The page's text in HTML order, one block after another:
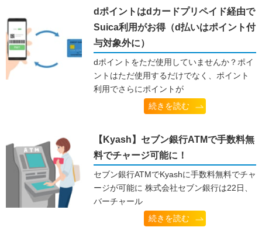
dポイントはdカードプリペイド経由で
Suica利用がお得（d払いはポイント付
与対象外に）
dポイントをただ使用していませんか？ポイ
ントはただ使用するだけでなく、ポイント
利用でさらにポイントが
続きを読む
【Kyash】セブン銀行ATMで手数料無
料でチャージ可能に！
セブン銀行ATMでKyashに手数料無料でチャ
ージが可能に 株式会社セブン銀行は22日、
バーチャール
続きを読む